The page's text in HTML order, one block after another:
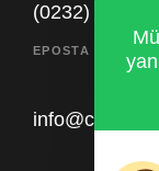
(0232) 479 51
EPOSTA